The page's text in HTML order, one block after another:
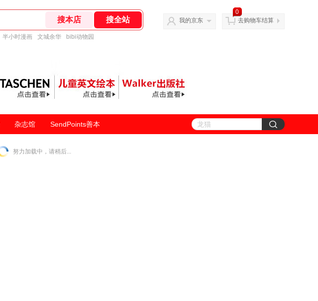
半小时漫画 文城余华 bibi动物园
我的京东
0
去购物车结算
杂志馆 SendPoints善本
努力加载中，请稍后...